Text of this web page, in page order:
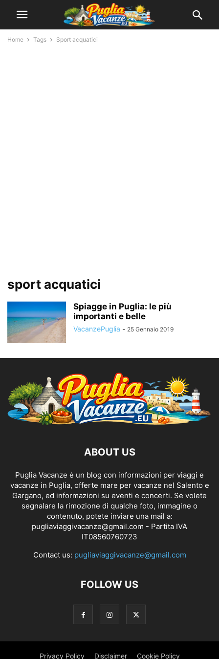
Home Tags Sport acquatici
sport acquatici
Spiagge in Puglia: le più
importanti e belle
VacanzePuglia - 25 Gennaio 2019
ABOUT US
Puglia Vacanze è un blog con informazioni per viaggi e
vacanze in Puglia, offerte mare per vacanze nel Salento e
Gargano, ed informazioni su eventi e concerti. Se volete
segnalare la rimozione di qualche foto, immagine o
contenuto, potete inviare una mail a:
pugliaviaggivacanze@gmail.com - Partita IVA
IT08560760723
Contact us: pugliaviaggivacanze@gmail.com
FOLLOW US
Privacy Policy Disclaimer Cookie Policy